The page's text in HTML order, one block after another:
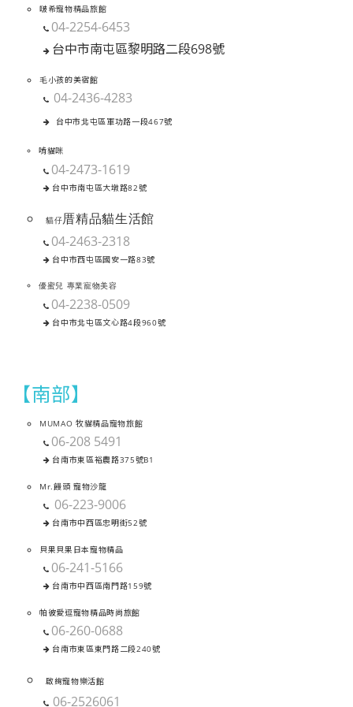
啵希寵物精品旅館
04-2254-6453
台中市南屯區黎明路二段698號
毛小孩的美宿館
04-2436-4283
台中市北屯區軍功路一段467號
啃貓咪
04-2473-1619
台中市南屯區大墩路82號
貓仔厝精品貓生活館
04-2463-2318
台中市西屯區國安一路83號
優蜜兒 專業寵物美容
04-2238-0509
台中市北屯區文心路4段960號
【南部】
MUMAO 牧貓精品寵物旅館
06-208 5491
台南市東區裕農路375號B1
Mr.饅頭 寵物沙龍
06-223-9006
台南市中西區忠明街52號
貝果貝果日本寵物精品
06-241-5166
台南市中西區南門路159號
帕彼愛逗寵物精品時尚旅館
06-260-0688
台南市東區東門路二段240號
啟絢寵物樂活館
06-2526061